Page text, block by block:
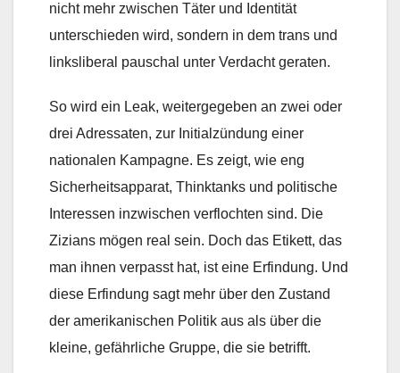
nicht mehr zwischen Täter und Identität
unterschieden wird, sondern in dem trans und
linksliberal pauschal unter Verdacht geraten.
So wird ein Leak, weitergegeben an zwei oder
drei Adressaten, zur Initialzündung einer
nationalen Kampagne. Es zeigt, wie eng
Sicherheitsapparat, Thinktanks und politische
Interessen inzwischen verflochten sind. Die
Zizians mögen real sein. Doch das Etikett, das
man ihnen verpasst hat, ist eine Erfindung. Und
diese Erfindung sagt mehr über den Zustand
der amerikanischen Politik aus als über die
kleine, gefährliche Gruppe, die sie betrifft.